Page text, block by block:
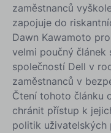
zaměstnanců
zapojuje do
Dawn Kawamoto pro
velmi poučný článek
společností Dell v
zaměstnanců v
Čtení tohoto článku
chránit přístup k
politik uživatelských